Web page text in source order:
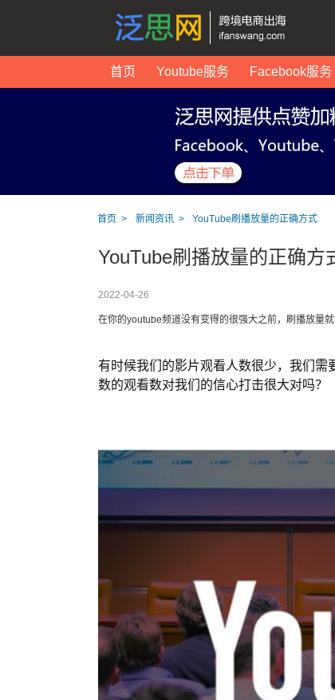
首页 Youtube服务 Facebook服务
首页 新闻资讯 YouTube刷播放量的正确方式
YouTube刷播放量的正确方
2022-04-26
在你的youtube频道没有变得的很强大之前，刷播放量
有时候我们的影片观看人数很少，我们
数的观看数对我们的信心打击很大对吗？